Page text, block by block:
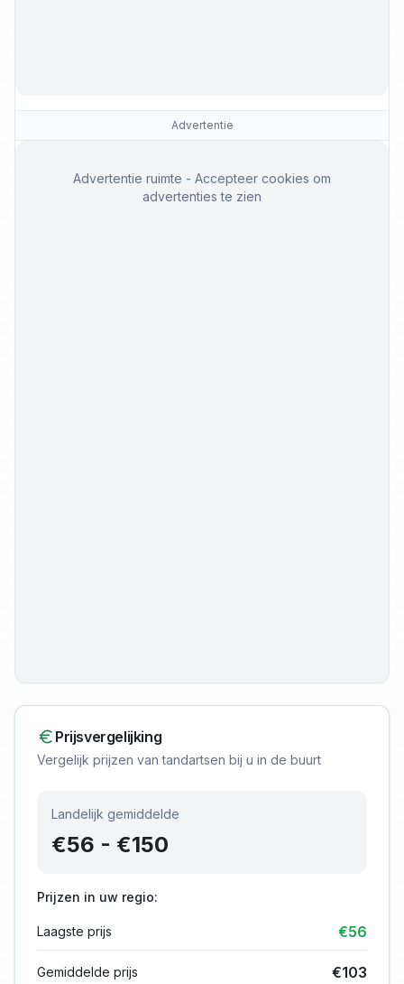
Advertentie
Advertentie ruimte - Accepteer cookies om
advertenties te zien
Prijsvergelijking
Vergelijk prijzen van tandartsen bij u in de buurt
Landelijk gemiddelde
€56 - €150
Prijzen in uw regio:
Laagste prijs €56
Gemiddelde prijs €103